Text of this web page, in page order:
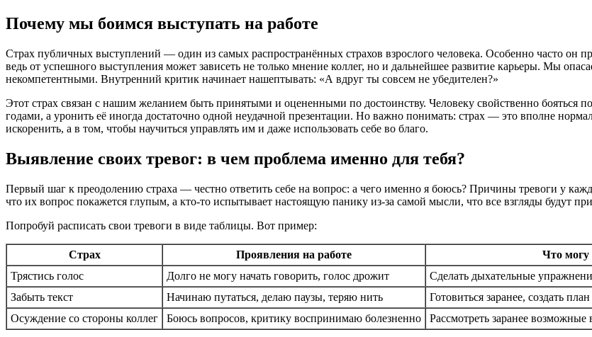
Почему мы боимся выступать на работе
Страх публичных выступлений — один из самых распространённых страхов взрослого человека. Особенно часто он
ведь от успешного выступления может зависеть не только мнение коллег, но и дальнейшее развитие карьеры. Мы
некомпетентными. Внутренний критик начинает нашептывать: «А вдруг ты совсем не убедителен?»
Этот страх связан с нашим желанием быть принятыми и оцененными по достоинству. Человеку свойственно бояться
годами, а уронить её иногда достаточно одной неудачной презентации. Но важно понимать: страх — это вполне
искоренить, а в том, чтобы научиться управлять им и даже использовать себе во благо.
Выявление своих тревог: в чем проблема именно для тебя?
Первый шаг к преодолению страха — честно ответить себе на вопрос: а чего именно я боюсь? Причины тревоги у
что их вопрос покажется глупым, а кто-то испытывает настоящую панику из-за самой мысли, что все взгляды будут
Попробуй расписать свои тревоги в виде таблицы. Вот пример:
Страх Проявления на работе
Что могу
Трястись голос
Долго не могу начать говорить, голос дрожит
Сделать дыхательные
Забыть текст
Начинаю путаться, делаю паузы, теряю нить
Готовиться заранее, создать
Осуждение со стороны коллег
Боюсь вопросов, критику воспринимаю болезненно Рассмотреть заранее